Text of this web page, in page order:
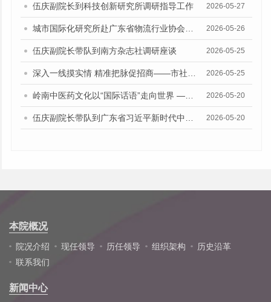
伍庆副院长到科技创新研究所调研指导工作 2026-05-27
2026-05-26
伍庆副院长带队到南方杂志社调研座谈 2026-05-25
2026-05-25
2026-05-20
2026-05-20
本院概况
院况介绍 现任领导 历任领导 组织架构
历史沿革
联系我们
新闻中心